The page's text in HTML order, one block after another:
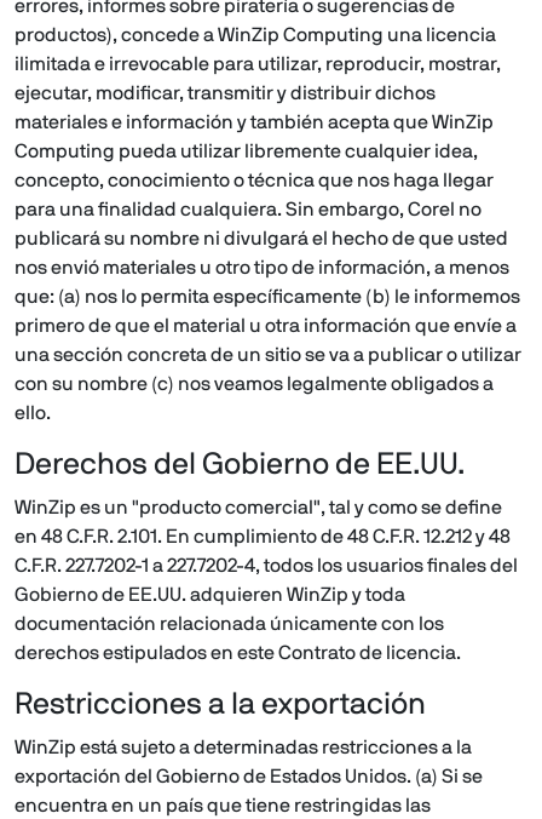
errores, informes sobre piratería o sugerencias de
productos), concede a WinZip Computing una licencia
ilimitada e irrevocable para utilizar, reproducir, mostrar,
ejecutar, modificar, transmitir y distribuir dichos
materiales e información y también acepta que WinZip
Computing pueda utilizar libremente cualquier idea,
concepto, conocimiento o técnica que nos haga llegar
para una finalidad cualquiera. Sin embargo, Corel no
publicará su nombre ni divulgará el hecho de que usted
nos envió materiales u otro tipo de información, a menos
que: (a) nos lo permita específicamente (b) le informemos
primero de que el material u otra información que envíe a
una sección concreta de un sitio se va a publicar o utilizar
con su nombre (c) nos veamos legalmente obligados a
ello.
Derechos del Gobierno de EE.UU.
WinZip es un "producto comercial", tal y como se define
en 48 C.F.R. 2.101. En cumplimiento de 48 C.F.R. 12.212 y 48
C.F.R. 227.7202-1 a 227.7202-4, todos los usuarios finales del
Gobierno de EE.UU. adquieren WinZip y toda
documentación relacionada únicamente con los
derechos estipulados en este Contrato de licencia.
Restricciones a la exportación
WinZip está sujeto a determinadas restricciones a la
exportación del Gobierno de Estados Unidos. (a) Si se
encuentra en un país que tiene restringidas las